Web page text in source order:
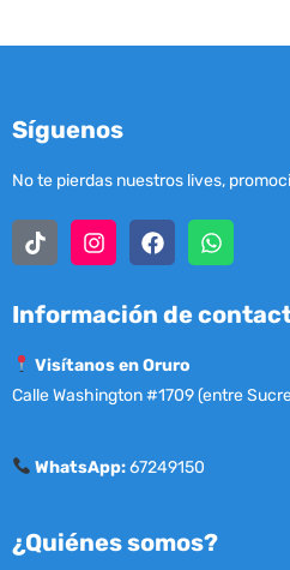
Síguenos
No te pierdas nuestros lives,
Información de
Visítanos en Oruro
Calle Washington #1709 (entre
WhatsApp:67249150
¿Quiénes somos?